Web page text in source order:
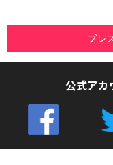
プレ
公式アカ